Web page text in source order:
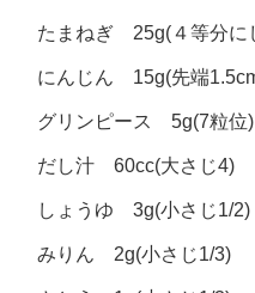
たまねぎ 25g(４等分に
にんじん 15g(先端
グリンピース 5g(7粒位)
だし汁 60cc(大さじ4)
しょうゆ 3g(小さじ1/2)
みりん 2g(小さじ1/3)